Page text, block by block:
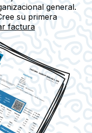
general.
su primera
factura